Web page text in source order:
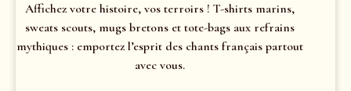
Affichez votre histoire, vos terroirs ! T-shirts marins,
sweats scouts, mugs bretons et tote-bags aux refrains
mythiques : emportez l’esprit des chants français partout
avec vous.